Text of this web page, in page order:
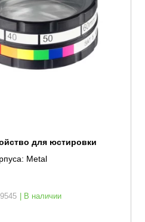
для юстировки
Metal
| В наличии